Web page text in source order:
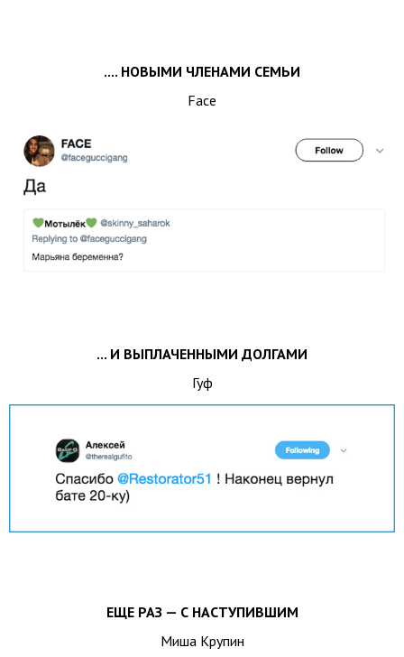
.... НОВЫМИ ЧЛЕНАМИ СЕМЬИ
Face
... И ВЫПЛАЧЕННЫМИ ДОЛГАМИ
Гуф
ЕЩЕ РАЗ — С НАСТУПИВШИМ
Миша Крупин